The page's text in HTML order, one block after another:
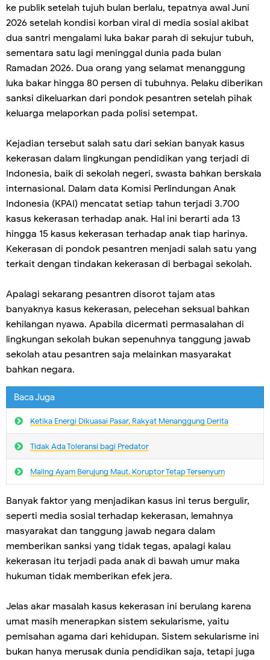
ke publik setelah tujuh bulan berlalu, tepatnya awal Juni
2026 setelah kondisi korban viral di media sosial akibat
dua santri mengalami luka bakar parah di sekujur tubuh,
sementara satu lagi meninggal dunia pada bulan
Ramadan 2026. Dua orang yang selamat menanggung
luka bakar hingga 80 persen di tubuhnya. Pelaku diberikan
sanksi dikeluarkan dari pondok pesantren setelah pihak
keluarga melaporkan pada polisi setempat.
Kejadian tersebut salah satu dari sekian banyak kasus
kekerasan dalam lingkungan pendidikan yang terjadi di
Indonesia, baik di sekolah negeri, swasta bahkan berskala
internasional. Dalam data Komisi Perlindungan Anak
Indonesia (KPAI) mencatat setiap tahun terjadi 3.700
kasus kekerasan terhadap anak. Hal ini berarti ada 13
hingga 15 kasus kekerasan terhadap anak tiap harinya.
Kekerasan di pondok pesantren menjadi salah satu yang
terkait dengan tindakan kekerasan di berbagai sekolah.
Apalagi sekarang pesantren disorot tajam atas
banyaknya kasus kekerasan, pelecehan seksual bahkan
kehilangan nyawa. Apabila dicermati permasalahan di
lingkungan sekolah bukan sepenuhnya tanggung jawab
sekolah atau pesantren saja melainkan masyarakat
bahkan negara.
Baca Juga
Ketika Energi Dikuasai Pasar, Rakyat Menanggung Derita
Tidak Ada Toleransi bagi Predator
Maling Ayam Berujung Maut, Koruptor Tetap Tersenyum
Banyak faktor yang menjadikan kasus ini terus bergulir,
seperti media sosial terhadap kekerasan, lemahnya
masyarakat dan tanggung jawab negara dalam
memberikan sanksi yang tidak tegas, apalagi kalau
kekerasan itu terjadi pada anak di bawah umur maka
hukuman tidak memberikan efek jera.
Jelas akar masalah kasus kekerasan ini berulang karena
umat masih menerapkan sistem sekularisme, yaitu
pemisahan agama dari kehidupan. Sistem sekularisme ini
bukan hanya merusak dunia pendidikan saja, tetapi juga